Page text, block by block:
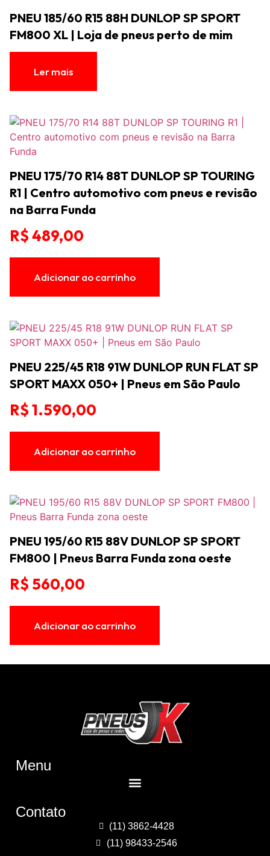
PNEU 185/60 R15 88H DUNLOP SP SPORT
FM800 XL | Loja de pneus perto de mim
Ler mais
PNEU 175/70 R14 88T DUNLOP SP TOURING
R1 | Centro automotivo com pneus e revisão
na Barra Funda
R$489,00
Adicionar ao carrinho
PNEU 225/45 R18 91W DUNLOP RUN FLAT SP
SPORT MAXX 050+ | Pneus em São Paulo
R$1.590,00
Adicionar ao carrinho
PNEU 195/60 R15 88V DUNLOP SP SPORT
FM800 | Pneus Barra Funda zona oeste
R$ 560,00
Adicionar ao carrinho
Menu
Contato
(11) 3862-4428
(11) 98433-2546